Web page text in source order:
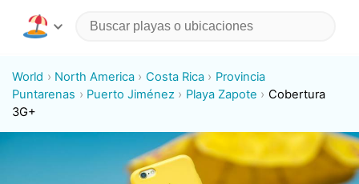
World North America Costa Rica
Provincia
Puntarenas
Puerto Jiménez Playa Zapote
Cobertura
3G+